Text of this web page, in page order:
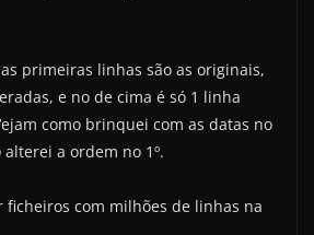
primeiras linhas são as originais,
e no de cima é só 1 linha
como brinquei com as datas no
alterei a ordem no 1º.
ficheiros com milhões de linhas na